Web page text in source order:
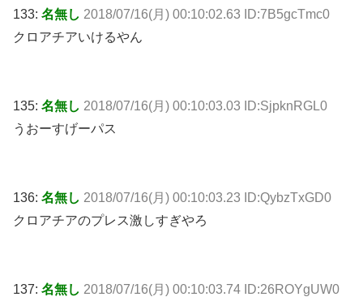
133: 名無し 2018/07/16(月) 00:10:02.63 ID:7B5gcTmc0
クロアチアいけるやん
135: 名無し 2018/07/16(月) 00:10:03.03 ID:SjpknRGL0
うおーすげーパス
136: 名無し 2018/07/16(月) 00:10:03.23 ID:QybzTxGD0
クロアチアのプレス激しすぎやろ
137: 名無し 2018/07/16(月) 00:10:03.74 ID:26ROYgUW0